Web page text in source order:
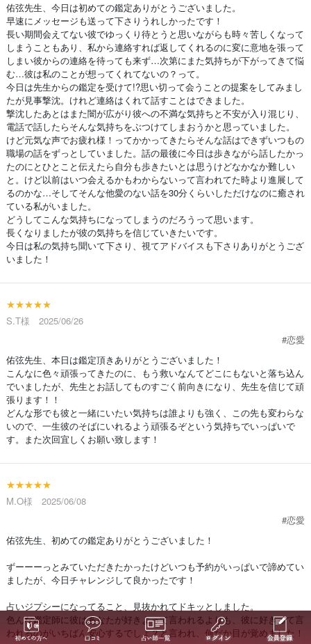
佑弦先生、今日は初めての鑑定ありがとうございました。
早速にメッセージも送って下さりうれしかったです！
長い期間会えてない彼でゆっくり待とうと思いながらも時々苦しくなって
しまうこともあり、私から連絡すれば返してくれるのに変に意地を張って
しまい彼からの連絡を待っても来ず…次第にまた気持ちが下がってきて悩
む…彼は私のことが想ってくれてないの？って。
今日は先生からの鑑定を受けて!?思い切って会うことの提案をしてみまし
たが見事撃沈。けれど連絡はくれて話すことはできました。
撃沈したあとはまた闇が広がり彼への不満な気持ちと不安が入り混じり、
電話で話したらそんな気持ちをぶつけてしまおうかと思っていました。
けど元気な声でお疲れ様！ってかかってきたらそんな話はできずいつもの
職場の話をずっとしていました。話の最後に今日は歩きながら話したかっ
たのにとひとこと伝えたら自分も歩きたいとは思うけどなかなか難しい
と。けど以前はいつ会えるかもわからないって言われてた時より進展して
るのかな…そしてそんな他愛のない話を30分くらいしただけなのに癒され
ている私がいました。
どうしてこんな気持ちになってしまうのだろうって思います。
長くなりましたが彼の気持ちを信じていきたいです。
今日は私の気持ち聞いて下さり、視てアドバイスも下さりありがとうござ
いました！
★★★★★
S.T様 2025/06/26
#恋愛
佑弦先生、本日は鑑定頂きありがとうございました！
こんなに色々頑張ってきたのに、もう救いなんてどこにもないと落ち込ん
でいましたが、先生とお話してものすごく前向きになり、先生を信じて頑
張ります！！
どんな形でも彼と一緒にいたい気持ちは誰よりも強く、この先も変わらな
いので、一生彼のそばにいれるよう頑張るぞという気持ちでいっぱいで
す。また次回宜しくお願い致します！
★★★★★
M.O様 2025/06/08
#恋愛
佑弦先生、初めての鑑定ありがとうございました！
ずーーーっとみていただきたかったけどいつも予約がいっぱいで諦めてい
ましたが、今日チャレンジして良かったです！
占いジプシーになってること、見抜かれてドキッとしました。
色んな鑑定師に彼はあなたが好きよって言われるよりも、彼に好きって言
われるのがいちばん安心するでしょ？と言われ、何だか目が覚めました！